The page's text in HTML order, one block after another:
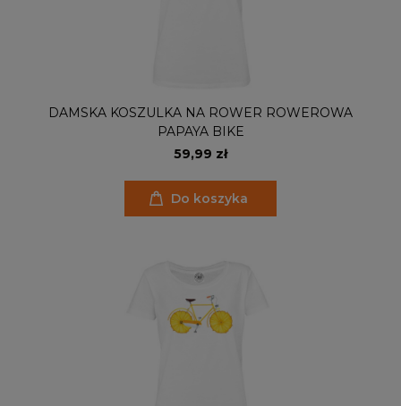
DAMSKA KOSZULKA NA ROWER ROWEROWA
PAPAYA BIKE
59,99 zł
Do koszyka